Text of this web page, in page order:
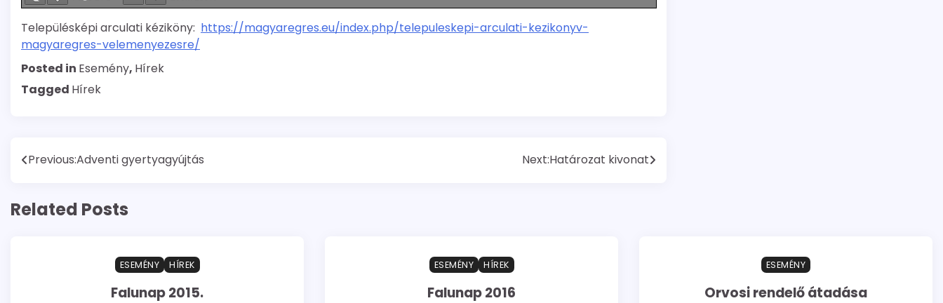
Településképi arculati kéziköny: https://magyaregres.eu/index.php/telepuleskepi-arculati-kezikonyv-
magyaregres-velemenyezesre/
Posted in Esemény, Hírek
Tagged Hírek
Bejegyzés
Previous:Adventi gyertyagyújtás Next:Határozat kivonat
Related Posts
ESEMÉNY HÍREK
Falunap 2015.
ESEMÉNY HÍREK
Falunap 2016
ESEMÉNY
Orvosi rendelő átadása